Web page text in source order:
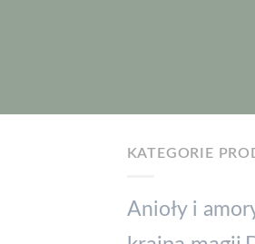
KATEGORIE
Anioły i